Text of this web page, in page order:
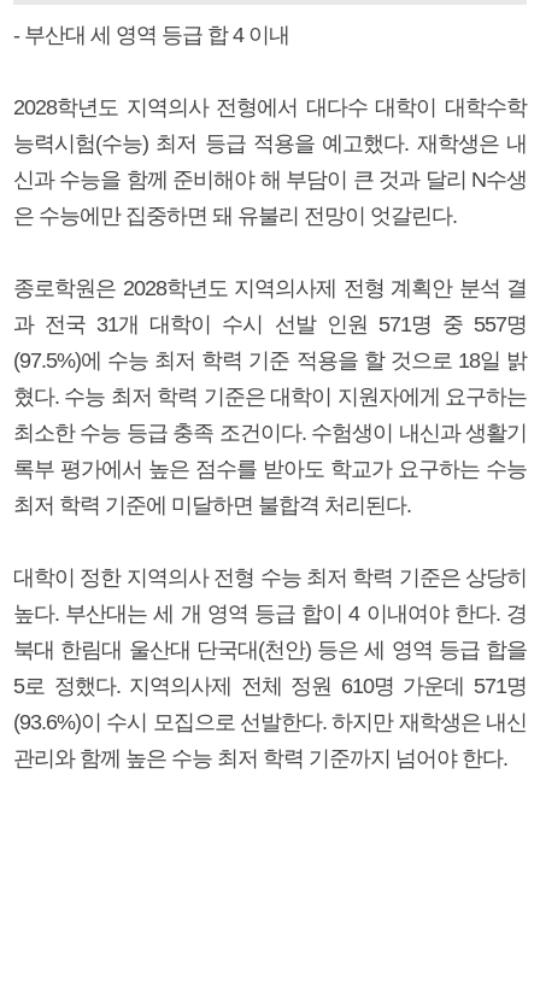
- 부산대 세 영역 등급 합 4 이내
2028학년도 지역의사 전형에서 대다수 대학이 대학수학
능력시험(수능) 최저 등급 적용을 예고했다. 재학생은 내
신과 수능을 함께 준비해야 해 부담이 큰 것과 달리 N수생
은 수능에만 집중하면 돼 유불리 전망이 엇갈린다.
종로학원은 2028학년도 지역의사제 전형 계획안 분석 결
과 전국 31개 대학이 수시 선발 인원 571명 중 557명
(97.5%)에 수능 최저 학력 기준 적용을 할 것으로 18일 밝
혔다. 수능 최저 학력 기준은 대학이 지원자에게 요구하는
최소한 수능 등급 충족 조건이다. 수험생이 내신과 생활기
록부 평가에서 높은 점수를 받아도 학교가 요구하는 수능
최저 학력 기준에 미달하면 불합격 처리된다.
대학이 정한 지역의사 전형 수능 최저 학력 기준은 상당히
높다. 부산대는 세 개 영역 등급 합이 4 이내여야 한다. 경
북대 한림대 울산대 단국대(천안) 등은 세 영역 등급 합을
5로 정했다. 지역의사제 전체 정원 610명 가운데 571명
(93.6%)이 수시 모집으로 선발한다. 하지만 재학생은 내신
관리와 함께 높은 수능 최저 학력 기준까지 넘어야 한다.